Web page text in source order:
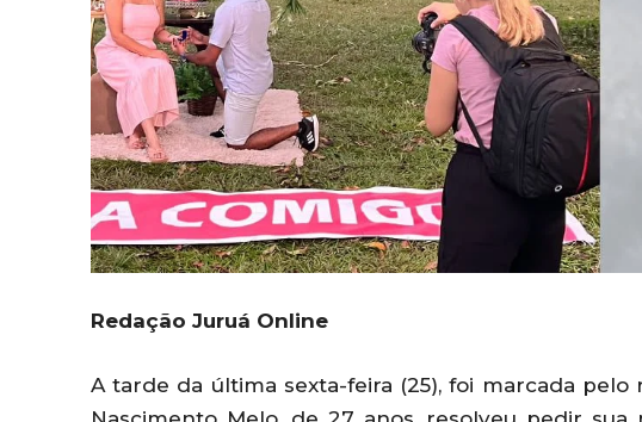
Redação Juruá Online
A tarde da última sexta-feira (25), foi marcada